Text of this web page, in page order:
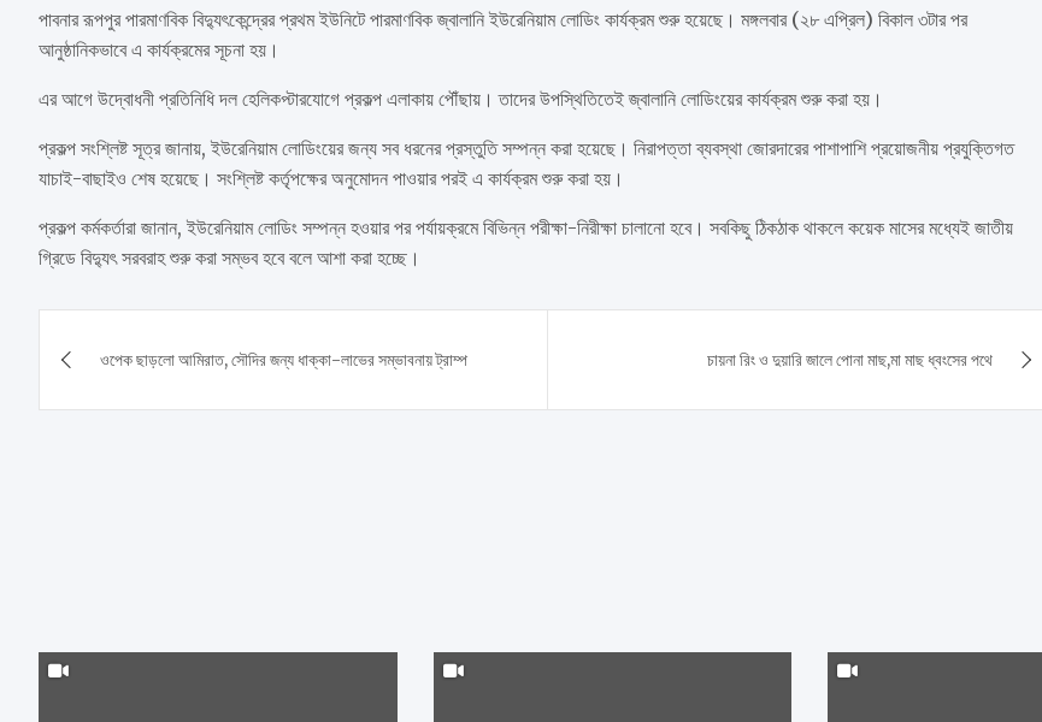
পাবনার রূপপুর পারমাণবিক বিদ্যুৎকেন্দ্রের প্রথম ইউনিটে পারমাণবিক জ্বালানি ইউরেনিয়াম লোডিং কার্যক্রম শুরু হয়েছে। মঙ্গলবার (২৮ এপ্রিল) বিকাল ৩টার পর
আনুষ্ঠানিকভাবে এ কার্যক্রমের সূচনা হয়।
এর আগে উদ্বোধনী প্রতিনিধি দল হেলিকপ্টারযোগে প্রকল্প এলাকায় পৌঁছায়। তাদের উপস্থিতিতেই জ্বালানি লোডিংয়ের কার্যক্রম শুরু করা হয়।
প্রকল্প সংশ্লিষ্ট সূত্র জানায়, ইউরেনিয়াম লোডিংয়ের জন্য সব ধরনের প্রস্তুতি সম্পন্ন করা হয়েছে। নিরাপত্তা ব্যবস্থা জোরদারের পাশাপাশি প্রয়োজনীয় প্রযুক্তিগত
যাচাই-বাছাইও শেষ হয়েছে। সংশ্লিষ্ট কর্তৃপক্ষের অনুমোদন পাওয়ার পরই এ কার্যক্রম শুরু করা হয়।
প্রকল্প কর্মকর্তারা জানান, ইউরেনিয়াম লোডিং সম্পন্ন হওয়ার পর পর্যায়ক্রমে বিভিন্ন পরীক্ষা-নিরীক্ষা চালানো হবে। সবকিছু ঠিকঠাক থাকলে কয়েক মাসের মধ্যেই জাতীয়
গ্রিডে বিদ্যুৎ সরবরাহ শুরু করা সম্ভব হবে বলে আশা করা হচ্ছে।
navigation
ওপেক ছাড়লো আমিরাত, সৌদির জন্য ধাক্কা-লাভের সম্ভাবনায় ট্রাম্প চায়না রিং ও দুয়ারি জালে পোনা মাছ,মা মাছ ধ্বংসের পথে